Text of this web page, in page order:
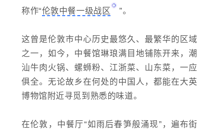
称作“伦敦中餐一级战区 ”。
这曾是伦敦市中心历史最悠久、最繁华的区域
之一，如今，中餐馆琳琅满目地铺陈开来，潮
汕牛肉火锅、螺蛳粉、江浙菜、山东菜，一应
俱全。无论故乡在何处的中国人，都能在大英
博物馆附近寻觅到熟悉的味道。
在伦敦，中餐厅“如雨后春笋般涌现”，遍布街